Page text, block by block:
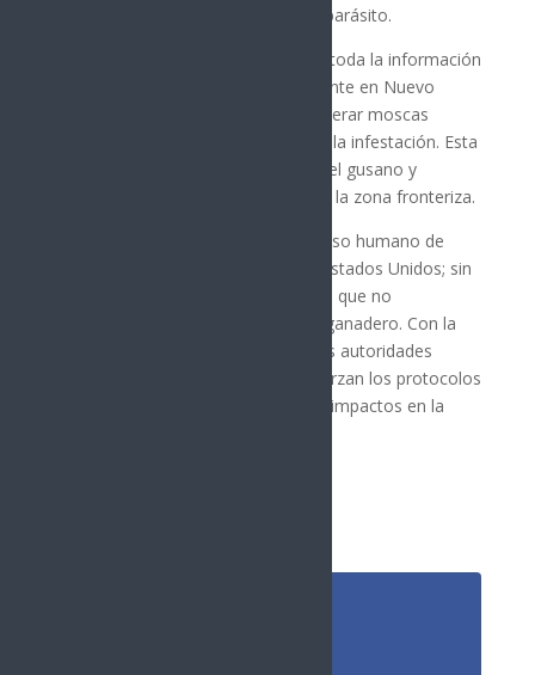
preventiva ante la propagación del parásito.
El USDA indicó que está revisando “toda la información
nueva relacionada con el caso reciente en Nuevo
León” y evaluará la posibilidad de liberar moscas
estériles en la región para controlar la infestación. Esta
técnica busca reducir la población del gusano y
proteger la producción ganadera en la zona fronteriza.
En agosto pasado, se notificó un caso humano de
gusano barrenador del ganado en Estados Unidos; sin
embargo, las autoridades señalaron que no
representaba riesgo para el sector ganadero. Con la
nueva detección en Nuevo León, las autoridades
mexicanas y estadounidenses refuerzan los protocolos
de vigilancia para prevenir mayores impactos en la